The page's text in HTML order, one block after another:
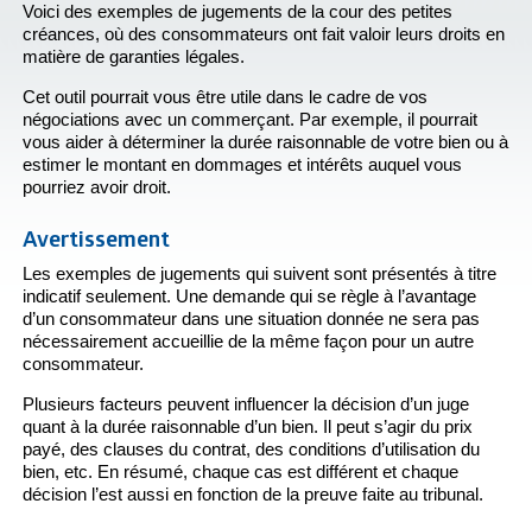
Voici des exemples de jugements de la cour des petites
créances, où des consommateurs ont fait valoir leurs droits en
matière de garanties légales.
Cet outil pourrait vous être utile dans le cadre de vos
négociations avec un commerçant. Par exemple, il pourrait
vous aider à déterminer la durée raisonnable de votre bien ou à
estimer le montant en dommages et intérêts auquel vous
pourriez avoir droit.
Avertissement
Les exemples de jugements qui suivent sont présentés à titre
indicatif seulement. Une demande qui se règle à l’avantage
d’un consommateur dans une situation donnée ne sera pas
nécessairement accueillie de la même façon pour un autre
consommateur.
Plusieurs facteurs peuvent influencer la décision d’un juge
quant à la durée raisonnable d’un bien. Il peut s’agir du prix
payé, des clauses du contrat, des conditions d’utilisation du
bien, etc. En résumé, chaque cas est différent et chaque
décision l’est aussi en fonction de la preuve faite au tribunal.